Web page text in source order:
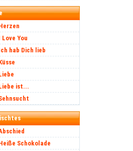
Love You
hab Dich lieb
ist...
Schokolade